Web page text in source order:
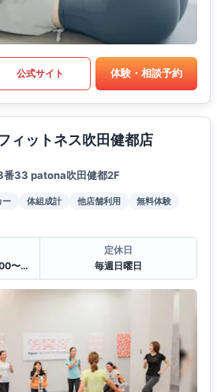
公式サイト 体験・相談予約
ィットネス吹田健都店
番33 patona吹田健都2F
ー 体組成計 他店舗利用
無料体験
平日 10:00〜13:00・14:00〜20:00
定休日
毎週日曜日